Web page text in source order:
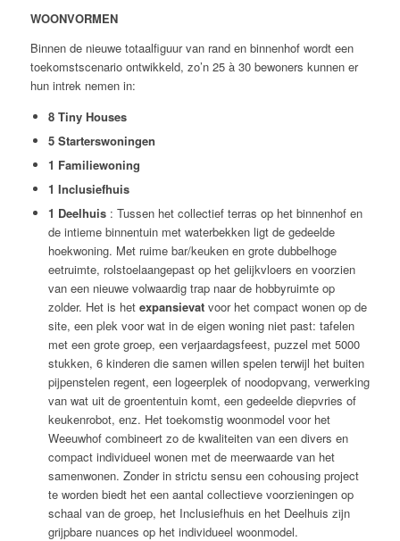
WOONVORMEN
Binnen de nieuwe totaalfiguur van randen binnenhof wordt een
toekomstscenario ontwikkeld, zo’n 25 à 30 bewoners kunnen er
hun intrek nemen in:
8 Tiny Houses
5 Starterswoningen
1 Familiewoning
1 Inclusiefhuis
1 Deelhuis: Tussen het collectief terras op het binnenhof en
de intieme binnentuin met waterbekken ligt de gedeelde
hoekwoning. Met ruime bar/keuken en grote dubbelhoge
eetruimte, rolstoelaangepast op het gelijkvloers en voorzien
van een nieuwe volwaardig trap naar de hobbyruimte op
zolder. Het is het expansievatvoor het compact wonen op de
site, een plek voor wat in de eigen woning niet past: tafelen
met een grote groep, een verjaardagsfeest, puzzel met 5000
stukken, 6 kinderen die samen willen spelen terwijl het buiten
pijpenstelen regent, een logeerplek of noodopvang, verwerking
van wat uit de groententuin komt, een gedeelde diepvries of
keukenrobot, enz. Het toekomstig woonmodel voor het
Weeuwhof combineert zo de kwaliteiten van een divers en
compact individueel wonen met de meerwaarde van het
samenwonen. Zonder in strictu sensu een cohousing project
te worden biedt het een aantal collectieve voorzieningen op
schaal van de groep, het Inclusiefhuis en het Deelhuis zijn
grijpbare nuances op het individueel woonmodel.